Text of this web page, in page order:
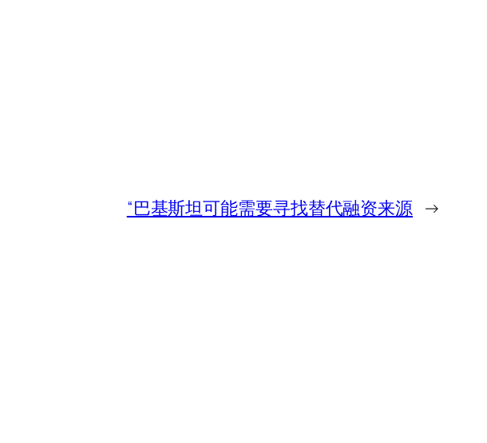
“巴基斯坦可能需要寻找替代融资来源 →